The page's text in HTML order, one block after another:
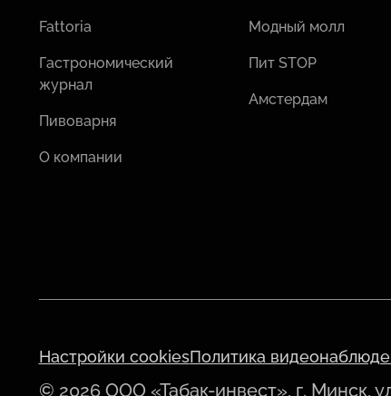
Fattoria
Гастрономический
журнал
Пивоварня
О компании
Модный молл
Пит STOP
Амстердам
Настройки cookiesПолитика
© 2026 ООО «Табак-инвест», г. Минск,